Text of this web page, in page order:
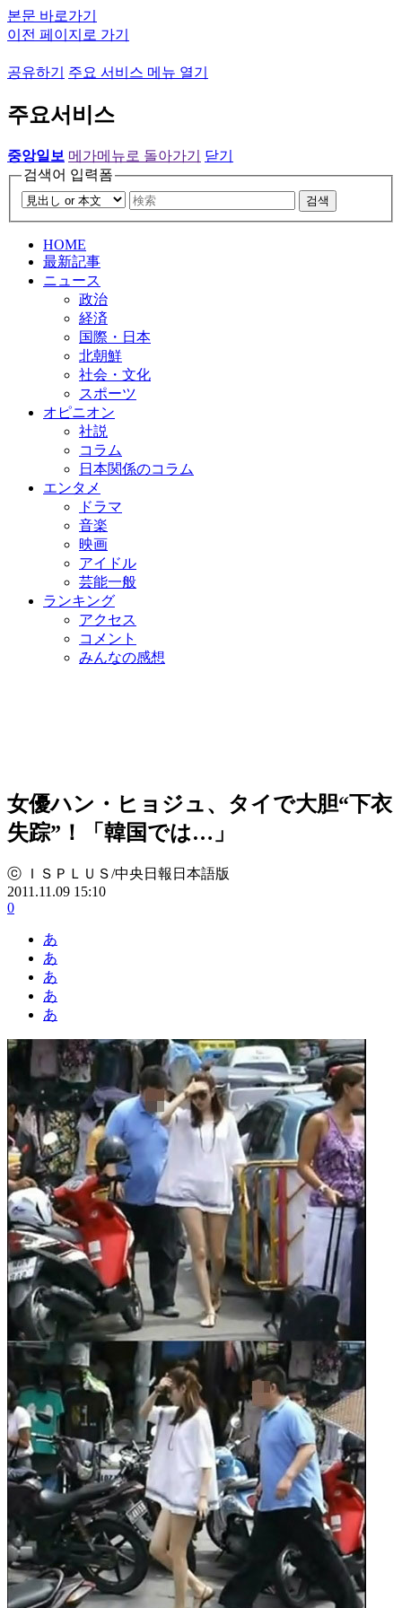
본문 바로가기
이전 페이지로 가기
공유하기 주요 서비스 메뉴 열기
주요서비스
중앙일보 메가메뉴로 돌아가기
닫기
검색어 입력폼
검색
HOME
最新記事
ニュース
政治
経済
国際・日本
北朝鮮
社会・文化
スポーツ
オピニオン
社説
コラム
日本関係のコラム
エンタメ
ドラマ
音楽
映画
アイドル
芸能一般
ランキング
アクセス
コメント
みんなの感想
女優ハン・ヒョジュ、タイで大胆“下衣
失踪”！「韓国では…」
ⓒ ＩＳＰＬＵＳ/中央日報日本語版
2011.11.09 15:10
0
あ
あ
あ
あ
あ